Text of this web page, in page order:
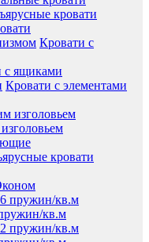
кровати
Кровати с
с ящиками
Кровати с элементами
кровати
кв.м